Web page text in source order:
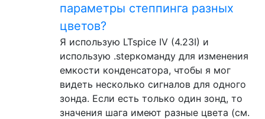
параметры степпинга разных
цветов?
Я использую LTspice IV (4.23I) и
использую .stepкоманду для изменения
емкости конденсатора, чтобы я мог
видеть несколько сигналов для одного
зонда. Если есть только один зонд, то
значения шага имеют разные цвета (см.